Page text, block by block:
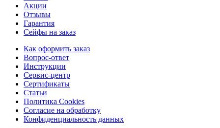
Акции
Отзывы
Гарантия
Сейфы на заказ
Как оформить заказ
Вопрос-ответ
Инструкции
Сервис-центр
Сертификаты
Статьи
Политика Cookies
Согласие на обработку
Конфиденциальность данных